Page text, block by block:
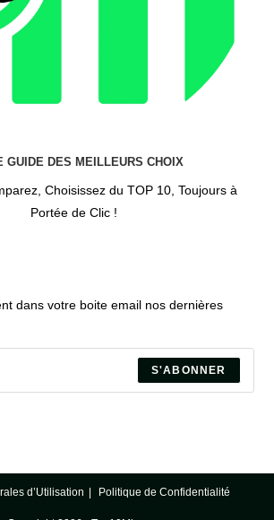
GUIDE DES MEILLEURS CHOIX
Choisissez du TOP 10, Toujours à
Portée de Clic !
dans votre boite email nos dernières
S'ABONNER
d’Utilisation Politique de Confidentialité